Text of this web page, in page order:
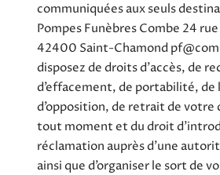
communiquées aux seuls
Pompes Funèbres Combe 24
42400 Saint-Chamond
disposez de droits d’accès, de
d’effacement, de portabilité,
d’opposition, de retrait de votre
tout moment et du droit
réclamation auprès d’une
ainsi que d’organiser le sort de